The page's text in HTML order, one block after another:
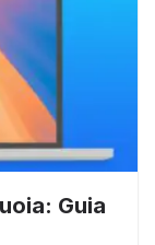
Guia